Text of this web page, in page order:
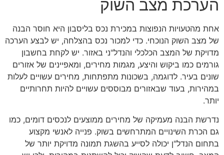
הערכת מצב השוק
אחת מהטעויות הנפוצות במכירת נכס בליסבון היא חוסר הבנה
של מצב השוק הנוכחי. כדי למכור נכס בהצלחה, יש לבצע הערכה
מדויקת של המצב הכלכלי והנדל"ני באזור. יש לקחת בחשבון
גורמים כמו ביקוש והיצע, מגמות מחירים, ומאפיינים של אזורים
שונים בעיר. לדוגמה, בשכונות מתפתחות, מחירים עשויים לעלות
במהירות, בעוד שבאזורים מבוססים עשויים להיות תחרותיים
יותר.
נדרשת הבנה מעמיקה של מחירים ממוצעים לנכסים דומים, כמו
גם הכרת השינויים המתרחשים בשוק. פנייה לאנשי מקצוע
בתחום הנדל"ן יכולה לסייע בהשגת תמונה מדויקת יותר של